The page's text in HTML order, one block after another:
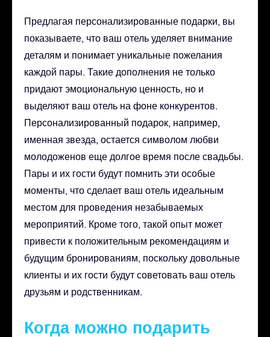
Предлагая персонализированные подарки, вы
показываете, что ваш отель уделяет внимание
деталям и понимает уникальные пожелания
каждой пары. Такие дополнения не только
придают эмоциональную ценность, но и
выделяют ваш отель на фоне конкурентов.
Персонализированный подарок, например,
именная звезда, остается символом любви
молодоженов еще долгое время после свадьбы.
Пары и их гости будут помнить эти особые
моменты, что сделает ваш отель идеальным
местом для проведения незабываемых
мероприятий. Кроме того, такой опыт может
привести к положительным рекомендациям и
будущим бронированиям, поскольку довольные
клиенты и их гости будут советовать ваш отель
друзьям и родственникам.
Когда можно подарить